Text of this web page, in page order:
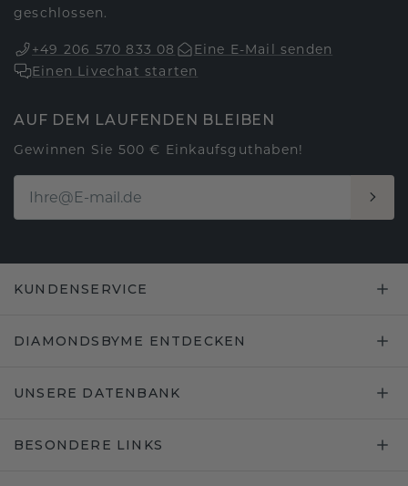
geschlossen.
+49 206 570 833 08
Eine E-Mail senden
Einen Livechat starten
AUF DEM LAUFENDEN BLEIBEN
Gewinnen Sie 500 € Einkaufsguthaben!
KUNDENSERVICE
DIAMONDSBYME ENTDECKEN
UNSERE DATENBANK
BESONDERE LINKS